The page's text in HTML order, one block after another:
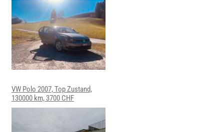
VW Polo 2007, Top Zustand,
130000 km, 3700 CHF